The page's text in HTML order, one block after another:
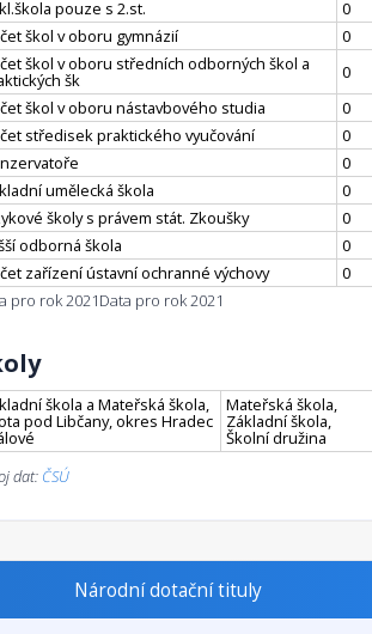
pouze s 2.st.
0
škol v oboru gymnázií
0
škol v oboru středních odborných škol a
šk
0
škol v oboru nástavbového studia
0
středisek praktického vyučování
0
0
umělecká škola
0
školy s právem stát. Zkoušky
0
odborná škola
0
zařízení ústavní ochranné výchovy
0
pro rok 2021Data pro rok 2021
škola a Mateřská škola,
pod Libčany, okres Hradec
Mateřská škola,
Základní škola,
Školní družina
dat: ČSÚ
Národní dotační tituly